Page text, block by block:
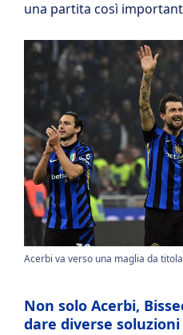
una partita così
Acerbi va verso una maglia da
Non solo Acerbi,
dare diverse soluzioni